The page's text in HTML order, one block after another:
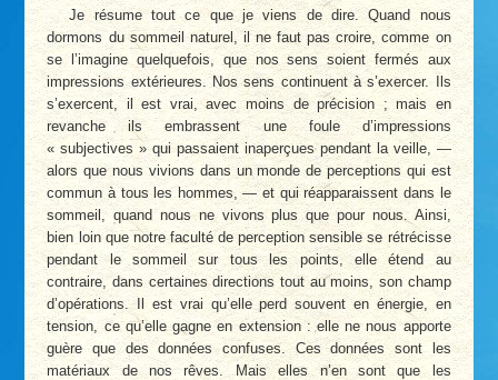
Je résume tout ce que je viens de dire. Quand nous
dormons du sommeil naturel, il ne faut pas croire, comme on
se l’imagine quelquefois, que nos sens soient fermés aux
impressions extérieures. Nos sens continuent à s’exercer. Ils
s’exercent, il est vrai, avec moins de précision ; mais en
revanche ils embrassent une foule d’impressions
« subjectives » qui passaient inaperçues pendant la veille, —
alors que nous vivions dans un monde de perceptions qui est
commun à tous les hommes, — et qui réapparaissent dans le
sommeil, quand nous ne vivons plus que pour nous. Ainsi,
bien loin que notre faculté de perception sensible se rétrécisse
pendant le sommeil sur tous les points, elle étend au
contraire, dans certaines directions tout au moins, son champ
d’opérations. Il est vrai qu’elle perd souvent en énergie, en
tension, ce qu’elle gagne en extension : elle ne nous apporte
guère que des données confuses. Ces données sont les
matériaux de nos rêves. Mais elles n’en sont que les